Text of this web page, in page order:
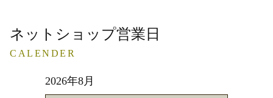
ネットショップ営業日
CALENDER
2026年8月